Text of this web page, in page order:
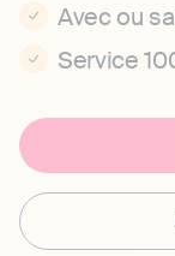
Avec ou
Service